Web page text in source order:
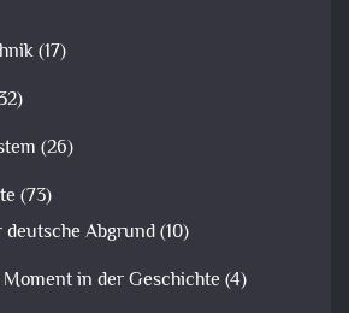
(17)
(26)
(73)
deutsche Abgrund(10)
in der Geschichte(4)